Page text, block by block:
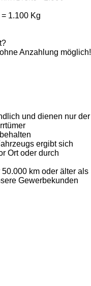
1.100 Kg
Anzahlung möglich!
und dienen nur der
ergibt sich
Ort oder durch
km oder älter als
Gewerbekunden